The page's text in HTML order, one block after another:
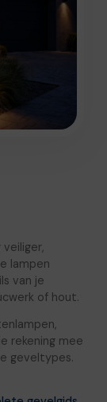
lampen
van je
of hout.
rekening mee
geveltypes.